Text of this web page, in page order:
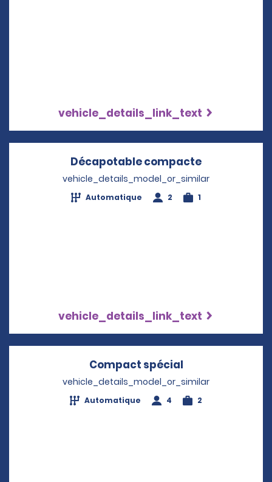
vehicle_details_link_text
Décapotable compacte
vehicle_details_model_or_similar
Automatique 2 1
vehicle_details_link_text
Compact spécial
vehicle_details_model_or_similar
Automatique 4 2